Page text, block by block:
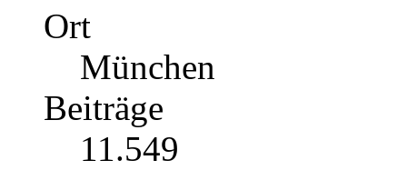
Ort
München
Beiträge
11.549